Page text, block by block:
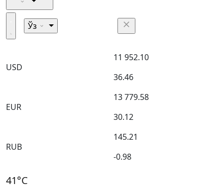
Ўз
USD
11 952.10
36.46
EUR
13 779.58
30.12
RUB
145.21
-0.98
41°C